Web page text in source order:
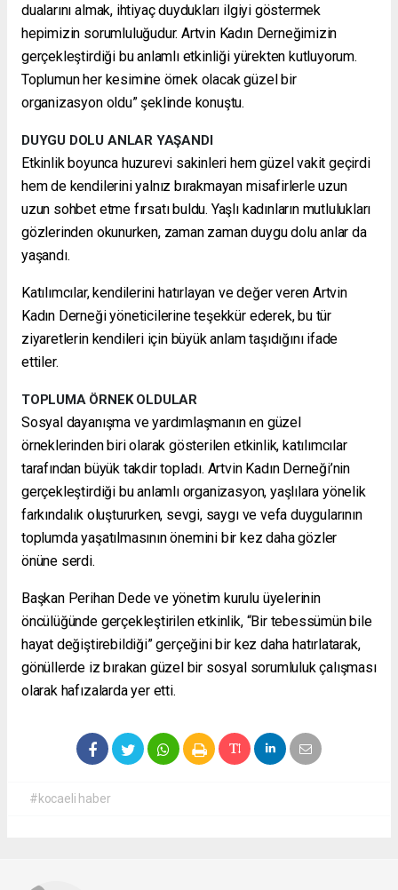
dualarını almak, ihtiyaç duydukları ilgiyi göstermek
hepimizin sorumluluğudur. Artvin Kadın Derneğimizin
gerçekleştirdiği bu anlamlı etkinliği yürekten kutluyorum.
Toplumun her kesimine örnek olacak güzel bir
organizasyon oldu” şeklinde konuştu.
DUYGU DOLU ANLAR YAŞANDI
Etkinlik boyunca huzurevi sakinleri hem güzel vakit geçirdi
hem de kendilerini yalnız bırakmayan misafirlerle uzun
uzun sohbet etme fırsatı buldu. Yaşlı kadınların mutlulukları
gözlerinden okunurken, zaman zaman duygu dolu anlar da
yaşandı.
Katılımcılar, kendilerini hatırlayan ve değer veren Artvin
Kadın Derneği yöneticilerine teşekkür ederek, bu tür
ziyaretlerin kendileri için büyük anlam taşıdığını ifade
ettiler.
TOPLUMA ÖRNEK OLDULAR
Sosyal dayanışma ve yardımlaşmanın en güzel
örneklerinden biri olarak gösterilen etkinlik, katılımcılar
tarafından büyük takdir topladı. Artvin Kadın Derneği’nin
gerçekleştirdiği bu anlamlı organizasyon, yaşlılara yönelik
farkındalık oluştururken, sevgi, saygı ve vefa duygularının
toplumda yaşatılmasının önemini bir kez daha gözler
önüne serdi.
Başkan Perihan Dede ve yönetim kurulu üyelerinin
öncülüğünde gerçekleştirilen etkinlik, “Bir tebessümün bile
hayat değiştirebildiği” gerçeğini bir kez daha hatırlatarak,
gönüllerde iz bırakan güzel bir sosyal sorumluluk çalışması
olarak hafızalarda yer etti.
#kocaeli haber